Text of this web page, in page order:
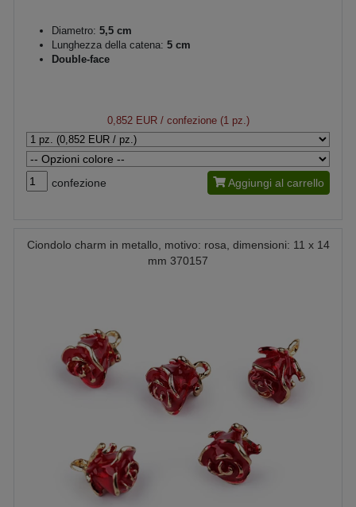
Diametro: 5,5 cm
Lunghezza della catena: 5 cm
Double-face
0,852 EUR/ confezione (1 pz.)
confezione Aggiungi al carrello
Ciondolo charm in metallo, motivo: rosa, dimensioni: 11 x 14
mm 370157